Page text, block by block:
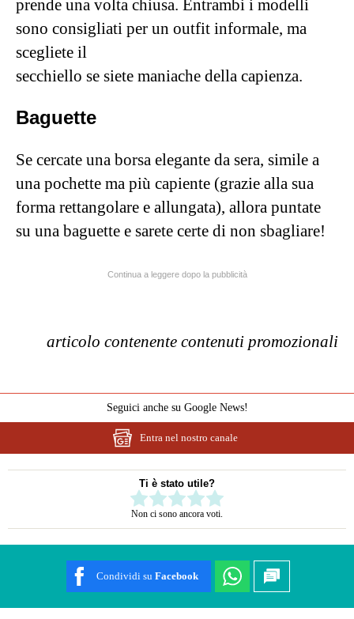
prende una volta chiusa. Entrambi i modelli
sono consigliati per un outfit informale, ma
scegliete il
secchiello se siete maniache della capienza.
Baguette
Se cercate una borsa elegante da sera, simile a
una pochette ma più capiente (grazie alla sua
forma rettangolare e allungata), allora puntate
su una baguette e sarete certe di non sbagliare!
Continua a leggere dopo la pubblicità
articolo contenente contenuti promozionali
Seguici anche su Google News!
Entra nel nostro canale
Ti è stato utile?
Rate this item:
Non ci sono ancora voti.
Condividi su Facebook